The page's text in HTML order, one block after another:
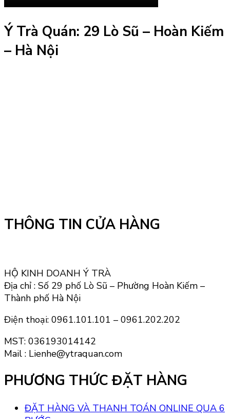
Ý Trà Quán: 29 Lò Sũ – Hoàn Kiếm
– Hà Nội
THÔNG TIN CỬA HÀNG
HỘ KINH DOANH Ý TRÀ
Địa chỉ : Số 29 phố Lò Sũ – Phường Hoàn Kiếm –
Thành phố Hà Nội
Điện thoại: 0961.101.101 – 0961.202.202
MST: 036193014142
Mail : Lienhe@ytraquan.com
PHƯƠNG THỨC ĐẶT HÀNG
ĐẶT HÀNG VÀ THANH TOÁN ONLINE QUA 6